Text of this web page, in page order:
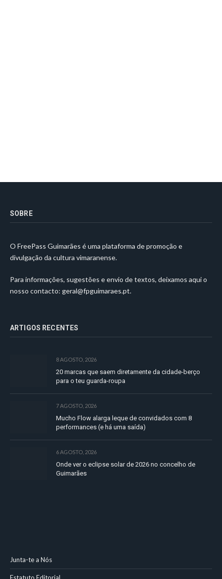
SOBRE
O FreePass Guimarães é uma plataforma de promoção e
divulgação da cultura vimaranense.
Para informações, sugestões e envio de textos, deixamos aqui o
nosso contacto: geral@fpguimaraes.pt.
ARTIGOS RECENTES
8 AGOSTO, 2026
20 marcas que saem diretamente da cidade-berço
para o teu guarda-roupa
7 AGOSTO, 2026
Mucho Flow alarga leque de convidados com 8
performances (e há uma saída)
6 AGOSTO, 2026
Onde ver o eclipse solar de 2026 no concelho de
Guimarães
Junta-te a Nós